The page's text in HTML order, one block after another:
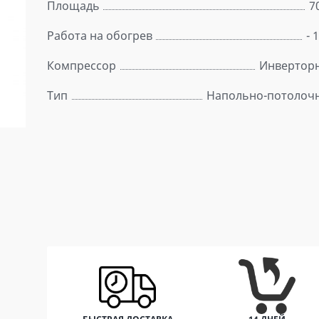
Площадь
Работа на обогрев
-
Компрессор
Тип
Напольно-